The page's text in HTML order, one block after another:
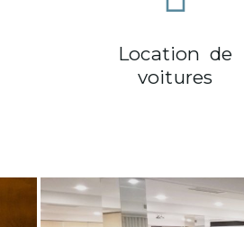
Location de
voitures